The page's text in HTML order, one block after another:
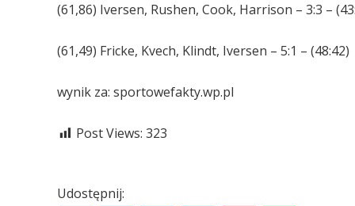
(61,86) Iversen, Rushen, Cook, Harrison – 3:3 –
(61,49) Fricke, Kvech, Klindt, Iversen – 5:1 – (48:42)
wynik za: sportowefakty.wp.pl
Post Views: 323
Udostępnij: